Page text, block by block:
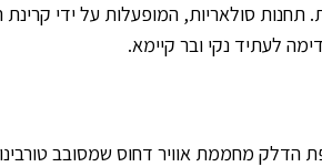
סולאריות, המופעלות על ידי קרינת
הדלק מחממת אוויר דחוס שמסובב